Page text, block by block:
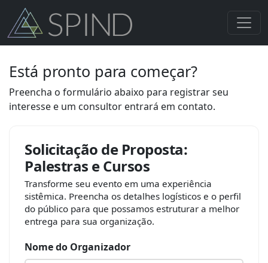
Está pronto para começar?
Preencha o formulário abaixo para registrar seu
interesse e um consultor entrará em contato.
Solicitação de Proposta:
Palestras e Cursos
Transforme seu evento em uma experiência
sistêmica. Preencha os detalhes logísticos e o perfil
do público para que possamos estruturar a melhor
entrega para sua organização.
Nome do Organizador